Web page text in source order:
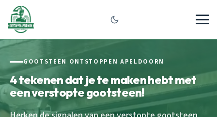
GOOTSTEEN ONTSTOPPEN APELDOORN
4 tekenen dat je te maken hebt met
een verstopte gootsteen!